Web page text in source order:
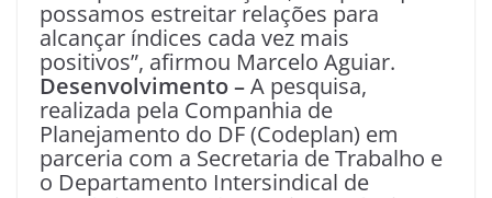
possamos estreitar relações para
alcançar índices cada vez mais
positivos”, afirmou Marcelo Aguiar.
Desenvolvimento –A pesquisa,
realizada pela Companhia de
Planejamento do DF (Codeplan) em
parceria com a Secretaria de Trabalho e
o Departamento Intersindical de